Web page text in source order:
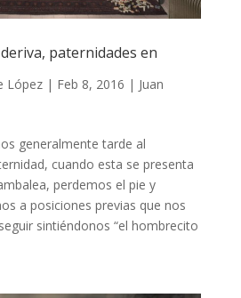
paternidades en
López| Feb 8, 2016 | Juan
generalmente tarde al
cuando esta se presenta
perdemos el pie y
a posiciones previas que nos
sintiéndonos “el hombrecito